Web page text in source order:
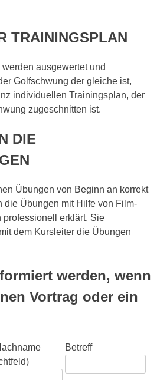
TRAININGSPLAN
ausgewertet und
Golfschwung der gleiche ist,
individuellen Trainingsplan, der
zugeschnitten ist.
DIE
Übungen von Beginn an korrekt
die Übungen mit Hilfe von Film-
erklärt. Sie
dem Kursleiter die Übungen
werden, wenn
Vortrag oder ein
Betreff